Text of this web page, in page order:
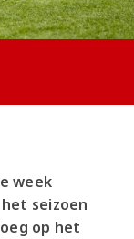
week
seizoen
op het